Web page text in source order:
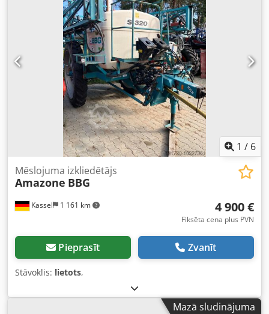
1 / 6
Kassel 1 161 km
Mēslojuma izkliedētājs
Amazone BBG
4 900 €
Fiksēta cena plus PVN
Pieprasīt Zvanīt
Stāvoklis: lietots,
Mazā sludinājuma